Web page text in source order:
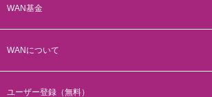
WAN基金
WANについて
ユーザー登録（無料）